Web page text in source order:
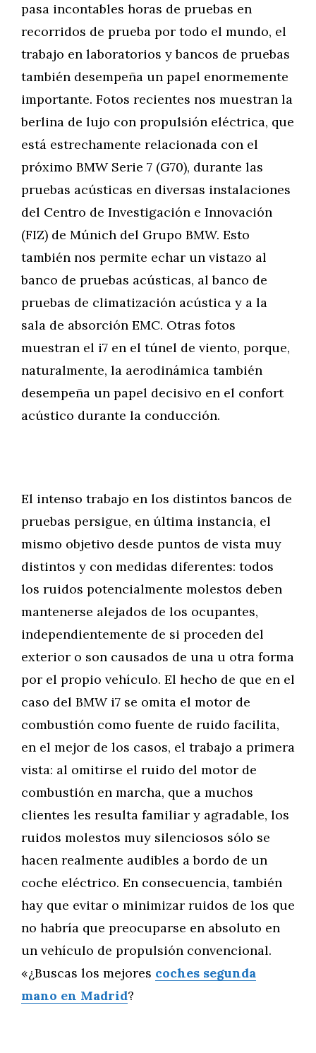
pasa incontables horas de pruebas en
recorridos de prueba por todo el mundo, el
trabajo en laboratorios y bancos de pruebas
también desempeña un papel enormemente
importante. Fotos recientes nos muestran la
berlina de lujo con propulsión eléctrica, que
está estrechamente relacionada con el
próximo BMW Serie 7 (G70), durante las
pruebas acústicas en diversas instalaciones
del Centro de Investigación e Innovación
(FIZ) de Múnich del Grupo BMW. Esto
también nos permite echar un vistazo al
banco de pruebas acústicas, al banco de
pruebas de climatización acústica y a la
sala de absorción EMC. Otras fotos
muestran el i7 en el túnel de viento, porque,
naturalmente, la aerodinámica también
desempeña un papel decisivo en el confort
acústico durante la conducción.
El intenso trabajo en los distintos bancos de
pruebas persigue, en última instancia, el
mismo objetivo desde puntos de vista muy
distintos y con medidas diferentes: todos
los ruidos potencialmente molestos deben
mantenerse alejados de los ocupantes,
independientemente de si proceden del
exterior o son causados de una u otra forma
por el propio vehículo. El hecho de que en el
caso del BMW i7 se omita el motor de
combustión como fuente de ruido facilita,
en el mejor de los casos, el trabajo a primera
vista: al omitirse el ruido del motor de
combustión en marcha, que a muchos
clientes les resulta familiar y agradable, los
ruidos molestos muy silenciosos sólo se
hacen realmente audibles a bordo de un
coche eléctrico. En consecuencia, también
hay que evitar o minimizar ruidos de los que
no habría que preocuparse en absoluto en
un vehículo de propulsión convencional.
«¿Buscas los mejores coches segunda
mano en Madrid?